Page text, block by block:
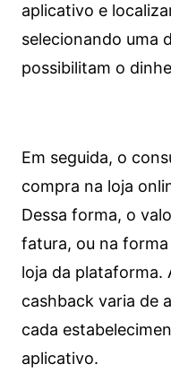
aplicativo e
selecionando uma
possibilitam o
Em seguida, o
compra na loja
Dessa forma, o
fatura, ou na
loja da plataforma.
cashback varia de
cada
aplicativo.